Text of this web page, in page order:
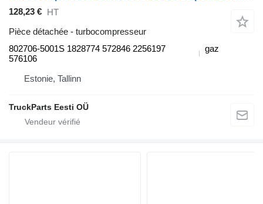
128,23 € HT
Pièce détachée - turbocompresseur
802706-5001S 1828774 572846 2256197
576106
gaz
Estonie, Tallinn
TruckParts Eesti OÜ